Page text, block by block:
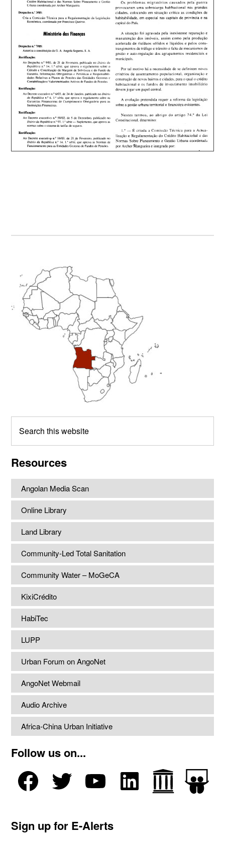
Primary
Sidebar
this
Resources
Angolan Media Scan
Online Library
Land Library
Community-Led Total Sanitation
Community Water – MoGeCA
KixiCrédito
HabiTec
LUPP
Urban Forum on AngoNet
AngoNet Webmail
Audio Archive
Africa-China Urban Initiative
Follow us on...
Sign up for E-Alerts